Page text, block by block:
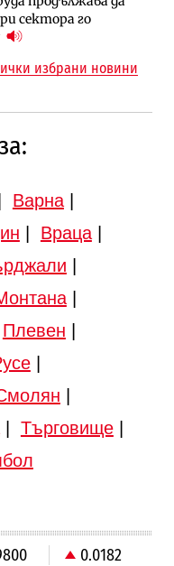
сектора го
с интерес към
от бъдещата
море“
избрани новини
Варна|
Враца|
|
Плевен
|
| Търговище|
0.0182